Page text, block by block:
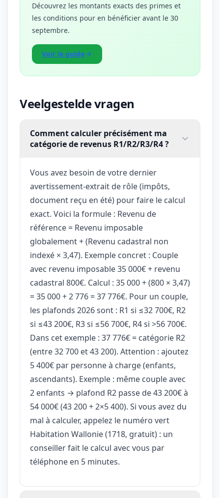
Découvrez les montants exacts des primes et
les conditions pour en bénéficier avant le 30
septembre.
Voir le guide
Veelgestelde vragen
Comment calculer précisément ma
catégorie de revenus R1/R2/R3/R4 ?
Vous avez besoin de votre dernier
avertissement-extrait de rôle (impôts,
document reçu en été) pour faire le calcul
exact. Voici la formule : Revenu de
référence = Revenu imposable
globalement + (Revenu cadastral non
indexé × 3,47). Exemple concret : Couple
avec revenu imposable 35 000€ + revenu
cadastral 800€. Calcul : 35 000 + (800 × 3,47)
= 35 000 + 2 776 = 37 776€. Pour un couple,
les plafonds 2026 sont : R1 si ≤32 700€, R2
si ≤43 200€, R3 si ≤56 700€, R4 si >56 700€.
Dans cet exemple : 37 776€ = catégorie R2
(entre 32 700 et 43 200). Attention : ajoutez
5 400€ par personne à charge (enfants,
ascendants). Exemple : même couple avec
2 enfants → plafond R2 passe de 43 200€ à
54 000€ (43 200 + 2×5 400). Si vous avez du
mal à calculer, appelez le numéro vert
Habitation Wallonie (1718, gratuit) : un
conseiller fait le calcul avec vous par
téléphone en 5 minutes.